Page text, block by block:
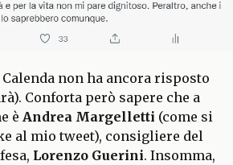
non ha ancora risposto
Conforta però sapere che a
è Andrea Margelletti (come si
al mio tweet), consigliere del
Lorenzo Guerini. Insomma,